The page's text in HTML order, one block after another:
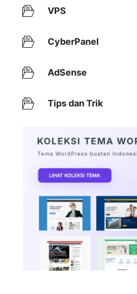
VPS
CyberPanel
AdSense
Tips dan Trik